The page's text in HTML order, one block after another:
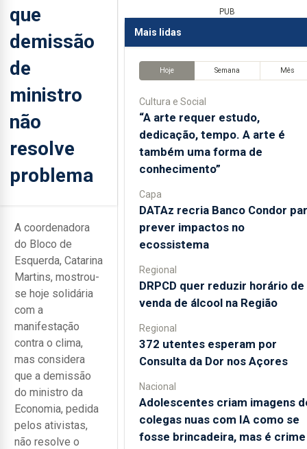
que
demissão
de
ministro
não
resolve
problema
A coordenadora
do Bloco de
Esquerda, Catarina
Martins, mostrou-
se hoje solidária
com a
manifestação
contra o clima,
mas considera
que a demissão
do ministro da
Economia, pedida
pelos ativistas,
não resolve o
PUB
Mais lidas
Hoje Semana Mês
Cultura e Social
“A arte requer estudo,
dedicação, tempo. A arte é
também uma forma de
conhecimento”
Capa
DATAz recria Banco Condor
prever impactos no
ecossistema
Regional
DRPCD quer reduzir horário de
venda de álcool na Região
Regional
372 utentes esperam por
Consulta da Dor nos Açores
Nacional
Adolescentes criam imagens
colegas nuas com IA como se
fosse brincadeira, mas é crime